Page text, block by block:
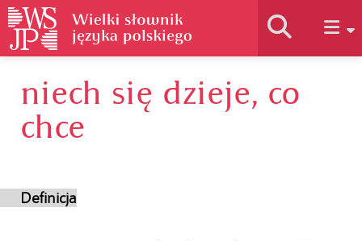
Historia słownika
niech się dzieje, co
chce
Definicja